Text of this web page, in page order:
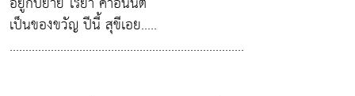
เป็นของขวัญ ปีนี้ สุขีเอย.....
..........................................................................